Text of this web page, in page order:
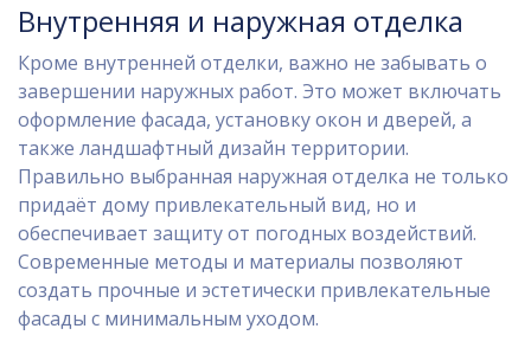
Внутренняя и наружная отделка
Кроме внутренней отделки, важно не забывать о
завершении наружных работ. Это может включать
оформление фасада, установку окон и дверей, а
также ландшафтный дизайн территории.
Правильно выбранная наружная отделка не только
придаёт дому привлекательный вид, но и
обеспечивает защиту от погодных воздействий.
Современные методы и материалы позволяют
создать прочные и эстетически привлекательные
фасады с минимальным уходом.